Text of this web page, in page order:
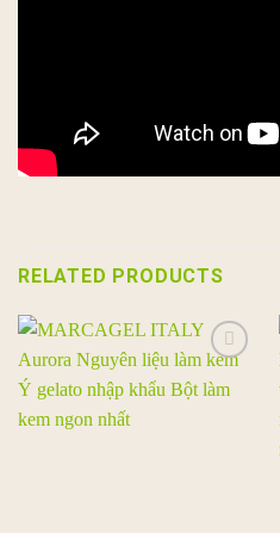
RELATED PRODUCTS
wishlist